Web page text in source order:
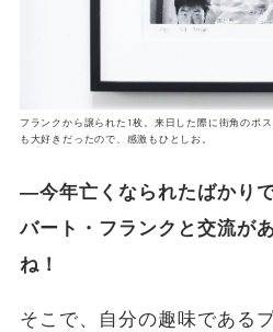
フランクから譲られた1枚。来日した際に街角のポ
も大好きだったので、感激もひとしお。
―今年亡くなられたばかり
バート・フランクと交流が
ね！
そこで、自分の趣味である